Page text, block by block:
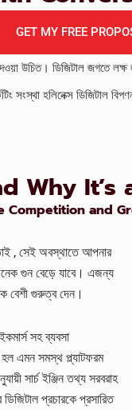
GET MY FREE
উচিত। ডিজিটাল জগতে
সংস্থা হলিনেক্স
Why
Competition and
, সেই অবস্থাতে আপনার
গুন বেড়ে যাবে। এজন্য
কে বেশী গুরুত্ব দেন।
সহ ব্যবসা
হল এমন সমস্থ প্ল্যাটফরম
সার্চ ইঞ্জিন তথ্য সরবরাহ
প্রচারকে প্রসারিত